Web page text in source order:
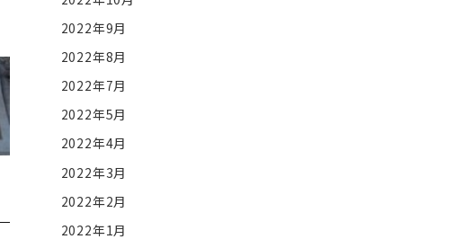
2022年9月
2022年8月
2022年7月
2022年5月
2022年4月
2022年3月
2022年2月
2022年1月